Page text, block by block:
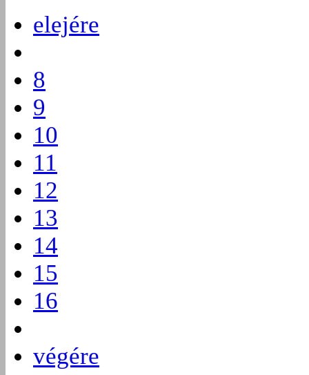
elejére
8
9
10
11
12
13
14
15
16
végére